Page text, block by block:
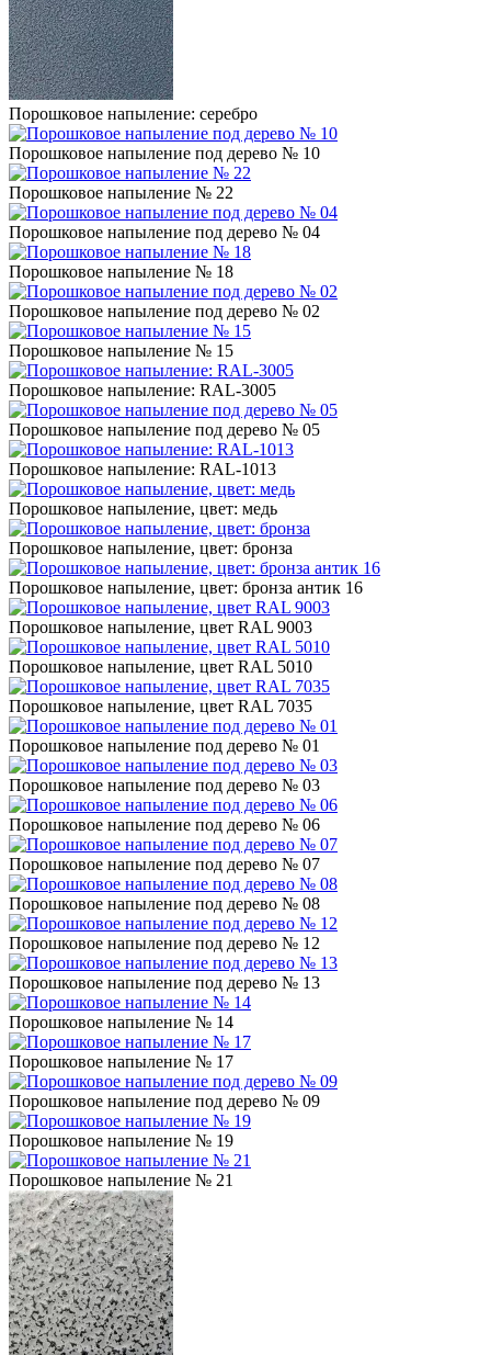
Порошковое напыление: серебро
Порошковое напыление под дерево № 10
Порошковое напыление № 22
Порошковое напыление под дерево № 04
Порошковое напыление № 18
Порошковое напыление под дерево № 02
Порошковое напыление № 15
Порошковое напыление: RAL-3005
Порошковое напыление под дерево № 05
Порошковое напыление: RAL-1013
Порошковое напыление, цвет: медь
Порошковое напыление, цвет: бронза
Порошковое напыление, цвет: бронза антик 16
Порошковое напыление, цвет RAL 9003
Порошковое напыление, цвет RAL 5010
Порошковое напыление, цвет RAL 7035
Порошковое напыление под дерево № 01
Порошковое напыление под дерево № 03
Порошковое напыление под дерево № 06
Порошковое напыление под дерево № 07
Порошковое напыление под дерево № 08
Порошковое напыление под дерево № 12
Порошковое напыление под дерево № 13
Порошковое напыление № 14
Порошковое напыление № 17
Порошковое напыление под дерево № 09
Порошковое напыление № 19
Порошковое напыление № 21